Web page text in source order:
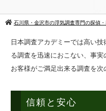
石川県・金沢市の浮気調査専門の探偵
日本調査アカデミーでは高い
る調査を迅速におこない、事実
お客様がご満足出来る調査を次
信頼と安心